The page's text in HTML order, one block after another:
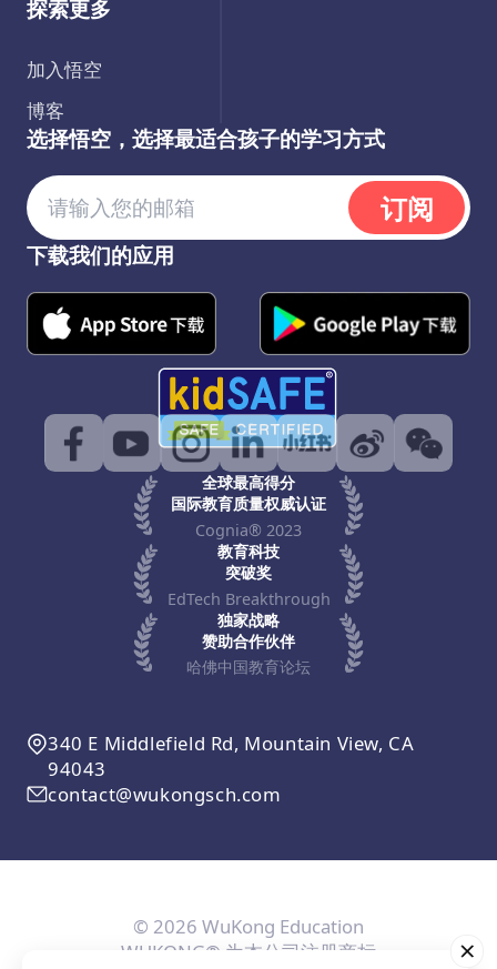
探索更多
加入悟空
博客
选择悟空，选择最适合孩子的学习方式
订阅
下载我们的应用
全球最高得分
国际教育质量权威认证
Cognia® 2023
教育科技
突破奖
EdTech Breakthrough
独家战略
赞助合作伙伴
哈佛中国教育论坛
340 E Middlefield Rd, Mountain View, CA
94043
contact@wukongsch.com
© 2026 WuKong Education
WUKONG® 为本公司注册商标